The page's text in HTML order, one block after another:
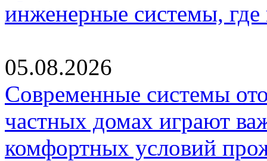
инженерные системы,
05.08.2026
Современные системы
частных домах играют
комфортных условий